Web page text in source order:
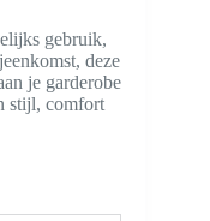
gebruik,
deze
je garderobe
stijl, comfort